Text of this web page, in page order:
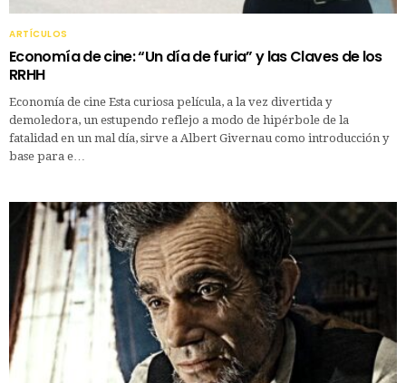
ARTÍCULOS
Economía de cine: “Un día de furia” y las Claves de los
RRHH
Economía de cine Esta curiosa película, a la vez divertida y
demoledora, un estupendo reflejo a modo de hipérbole de la
fatalidad en un mal día, sirve a Albert Givernau como introducción y
base para e…